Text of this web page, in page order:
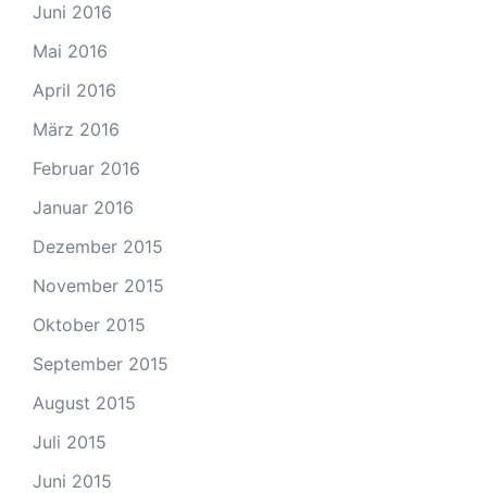
Juni 2016
Mai 2016
April 2016
März 2016
Februar 2016
Januar 2016
Dezember 2015
November 2015
Oktober 2015
September 2015
August 2015
Juli 2015
Juni 2015